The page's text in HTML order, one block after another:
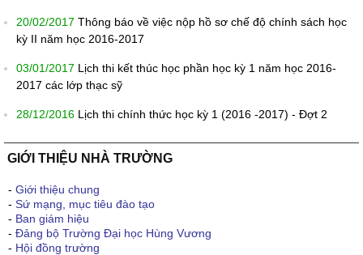
20/02/2017 Thông báo về việc nộp hồ sơ chế độ chính sách học
kỳ II năm học 2016-2017
03/01/2017 Lịch thi kết thúc học phần học kỳ 1 năm học 2016-
2017 các lớp thạc sỹ
28/12/2016 Lịch thi chính thức học kỳ 1 (2016 -2017) - Đợt 2
GIỚI THIỆU NHÀ TRƯỜNG
- Giới thiệu chung
- Sứ mạng, mục tiêu đào tạo
- Ban giám hiệu
- Đảng bộ Trường Đại học Hùng Vương
- Hội đồng trường